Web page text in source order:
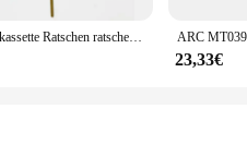
Naben kassette Ratschen ratsche für Sperrklinke Turm Basis feder für Novatec Nabe Freilauf körper Ersatz nabe Feder Fahrrad teile
23,33€